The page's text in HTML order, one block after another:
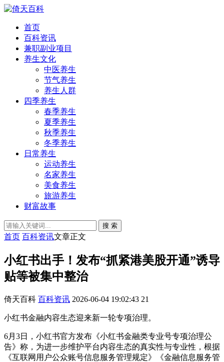
首页
百科资讯
兼职副业项目
养生文化
中医养生
节气养生
养生人群
四季养生
春季养生
夏季养生
秋季养生
冬季养生
日常养生
运动养生
名家养生
美食养生
旅游养生
财富故事
搜 索
首页 百科资讯文章正文
小红书出手！发布“抓紧港美股开通”诱导
贴等被集中整治
倚天百科 百科资讯 2026-06-04 19:02:43 21
小红书金融内容生态迎来新一轮专项治理。
6月3日，小红书官方发布《小红书金融类专业号专项治理公
告》称，为进一步维护平台内容生态的真实性与专业性，根据
《互联网用户公众账号信息服务管理规定》《金融信息服务管